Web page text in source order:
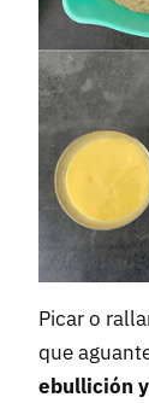
Picar o
que
ebullición